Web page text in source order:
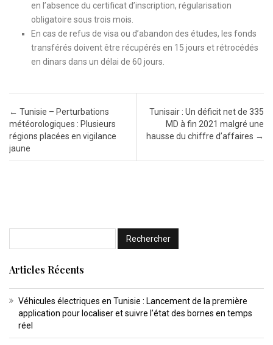
en l’absence du certificat d’inscription, régularisation
obligatoire sous trois mois.
En cas de refus de visa ou d’abandon des études, les fonds
transférés doivent être récupérés en 15 jours et rétrocédés
en dinars dans un délai de 60 jours.
Post navigation
← Tunisie – Perturbations
météorologiques : Plusieurs
régions placées en vigilance
jaune
Tunisair : Un déficit net de 335
MD à fin 2021 malgré une
hausse du chiffre d’affaires →
Articles Récents
Véhicules électriques en Tunisie : Lancement de la première
application pour localiser et suivre l’état des bornes en temps
réel